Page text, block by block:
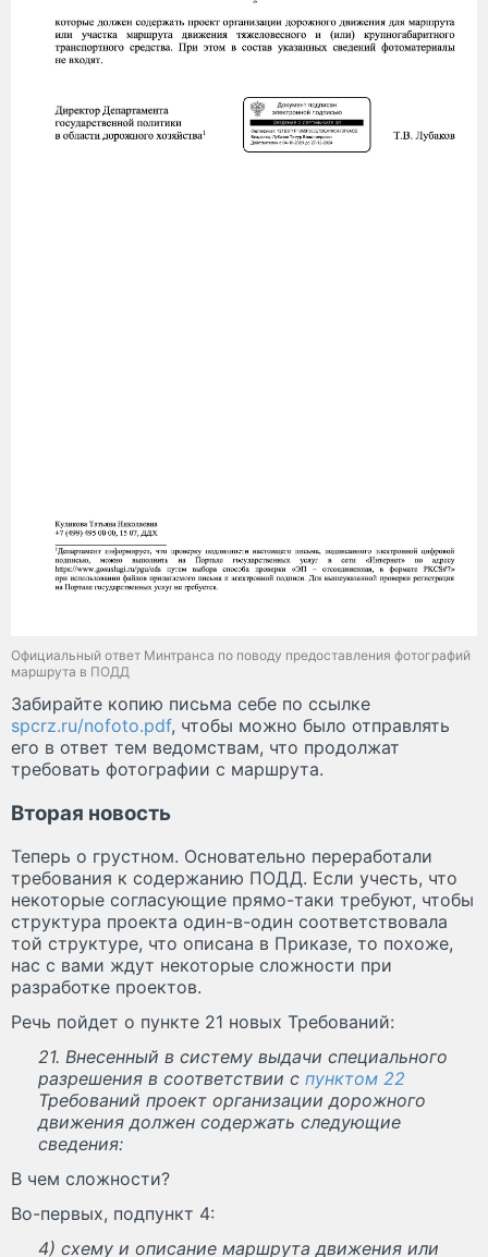
Официальный ответ Минтранса по поводу предоставления фотографий
маршрута в ПОДД
Забирайте копию письма себе по ссылке
spcrz.ru/nofoto.pdf, чтобы можно было отправлять
его в ответ тем ведомствам, что продолжат
требовать фотографии с маршрута.
Вторая новость
Теперь о грустном. Основательно переработали
требования к содержанию ПОДД. Если учесть, что
некоторые согласующие прямо-таки требуют, чтобы
структура проекта один-в-один соответствовала
той структуре, что описана в Приказе, то похоже,
нас с вами ждут некоторые сложности при
разработке проектов.
Речь пойдет о пункте 21 новых Требований:
21. Внесенный в систему выдачи специального
разрешения в соответствии с пунктом 22
Требований проект организации дорожного
движения должен содержать следующие
сведения:
В чем сложности?
Во-первых, подпункт 4:
4) схему и описание маршрута движения или